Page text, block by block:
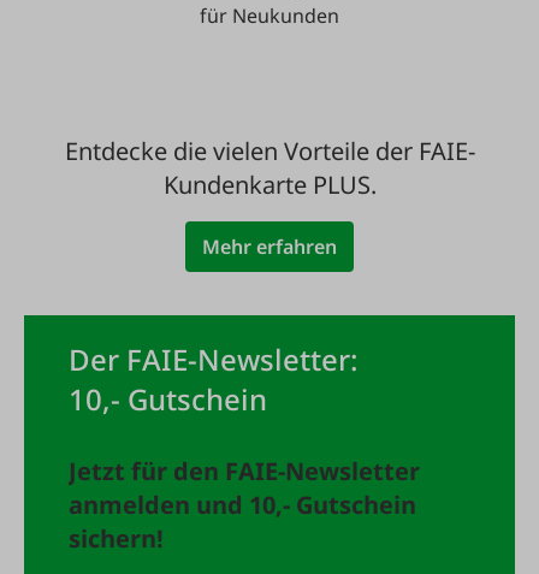
für Neukunden
Entdecke die vielen Vorteile der FAIE-
Kundenkarte PLUS.
Mehr erfahren
Der FAIE-Newsletter:
10,- Gutschein
Jetzt für den FAIE-Newsletter
anmelden und 10,- Gutschein
sichern!